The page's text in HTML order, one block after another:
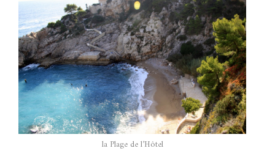
la Plage de l’Hôtel